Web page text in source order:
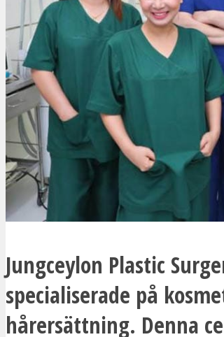
Jungceylon Plastic
specialiserade på
hårersättning. Denna